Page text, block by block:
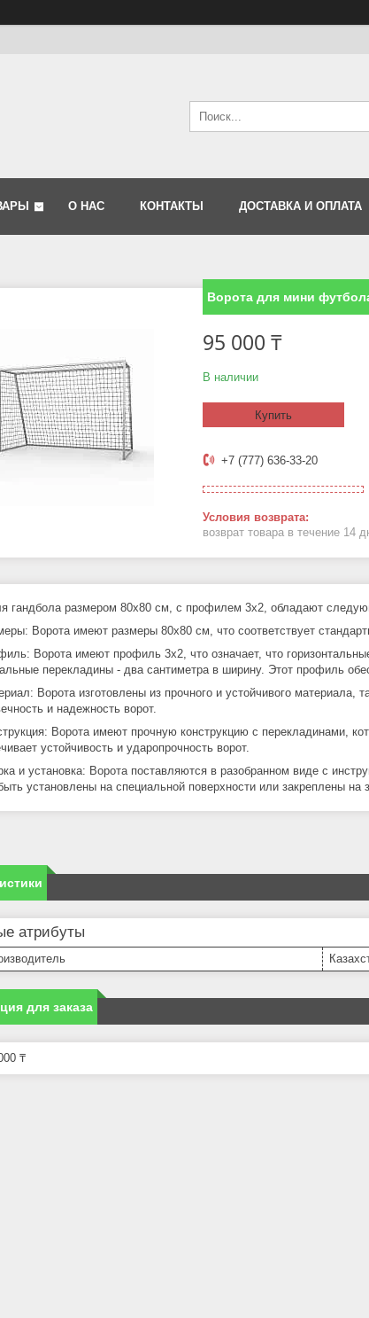
О НАС КОНТАКТЫ ДОСТАВКА И ОПЛАТА
Ворота для мини
95 000 ₸
В наличии
Купить
+7 (777) 636-33-20
возврат товара в течение 14
гандбола размером 80х80 см, с профилем 3х2, обладают
Ворота имеют размеры 80х80 см, что соответствует
Ворота имеют профиль 3х2, что означает, что
перекладины - два сантиметра в ширину. Этот профиль
Ворота изготовлены из прочного и устойчивого материала,
и надежность ворот.
Ворота имеют прочную конструкцию с перекладинами,
устойчивость и ударопрочность ворот.
и установка: Ворота поставляются в разобранном виде с
установлены на специальной поверхности или закреплены на
атрибуты
для заказа
₸